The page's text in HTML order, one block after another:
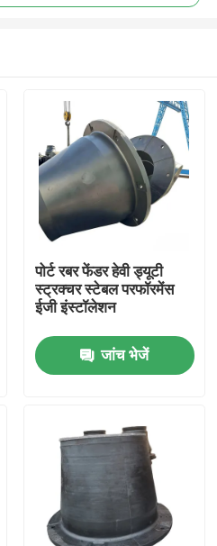
पोर्ट रबर फेंडर हेवी ड्यूटी
स्ट्रक्चर स्टेबल परफॉरमेंस
ईजी इंस्टॉलेशन
जांच भेजें